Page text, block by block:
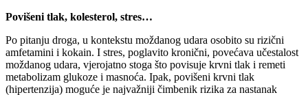
Povišeni tlak, kolesterol, stres…
Po pitanju droga, u kontekstu moždanog udara osobito su rizični
amfetamini i kokain. I stres, poglavito kronični, povećava učestalost
moždanog udara, vjerojatno stoga što povisuje krvni tlak i remeti
metabolizam glukoze i masnoća. Ipak, povišeni krvni tlak
(hipertenzija) moguće je najvažniji čimbenik rizika za nastanak